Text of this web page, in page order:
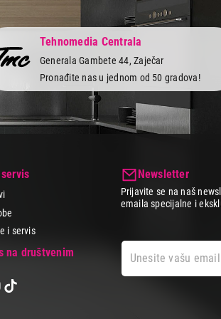
Tehnomedia Centrala
Generala Gambete 44, Zaječar
Pronađite nas u jednom od 50 gradova!
i servis
na društvenim
Newsletter
Prijavite se na naš
emaila specijalne i